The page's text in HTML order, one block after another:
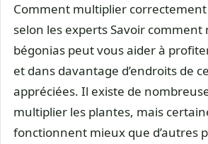
Comment multiplier correctement
selon les experts Savoir
bégonias peut vous aider à
et dans davantage d’endroits de
appréciées. Il existe de
multiplier les plantes, mais
fonctionnent mieux que d’autres